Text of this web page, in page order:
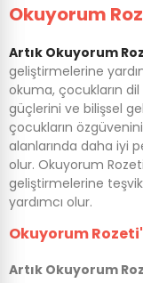
Okuyorum
Artık Okuyorum
geliştirmelerine
okuma, çocukların dil
güçlerini ve bilişsel
çocukların
alanlarında daha iyi
olur. Okuyorum
geliştirmelerine
yardımcı olur.
Okuyorum
Artık Okuyorum